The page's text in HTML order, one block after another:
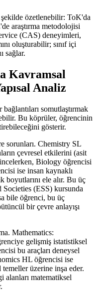
özetlenebilir: ToK'da
araştırma metodolojisi
(CAS) deneyimleri,
oluşturabilir; sınıf içi
sağlar.
Kavramsal
Analiz
somutlaştırmak
Bu köprüler, öğrencinin
gösterir.
sorunları. Chemistry SL
çevresel etkilerini (asit
Biology öğrencisi
ise insan kaynaklı
ele alır. Bu üç
(ESS) kursunda
bile öğrenci, bu üç
bir çevre anlayışı
Mathematics:
gelişmiş istatistiksel
bu araçları deneysel
HL öğrencisi ise
üzerine inşa eder.
matematiksel